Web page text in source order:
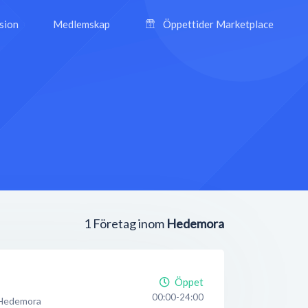
Medlemskap Öppettider Marketplace
1 Företag inom Hedemora
Öppet
00:00-24:00